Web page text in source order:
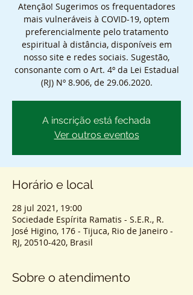
Atenção! Sugerimos os frequentadores
mais vulneráveis à COVID-19, optem
preferencialmente pelo tratamento
espiritual à distância, disponíveis em
nosso site e redes sociais. Sugestão,
consonante com o Art. 4º da Lei Estadual
(RJ) Nº 8.906, de 29.06.2020.
A inscrição está fechada
Ver outros eventos
Horário e local
28 jul 2021, 19:00
Sociedade Espírita Ramatis - S.E.R., R.
José Higino, 176 - Tijuca, Rio de Janeiro -
RJ, 20510-420, Brasil
Sobre o atendimento